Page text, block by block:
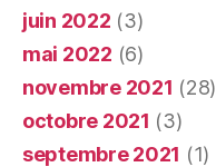
juin 2022 (3)
mai 2022 (6)
novembre 2021 (28)
octobre 2021 (3)
septembre 2021 (1)